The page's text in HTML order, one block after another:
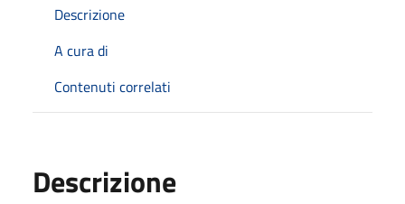
Descrizione
A cura di
Contenuti correlati
Descrizione